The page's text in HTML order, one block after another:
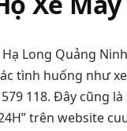
Hạ Long Quảng
tình huống như
118. Đây cũng
trên website